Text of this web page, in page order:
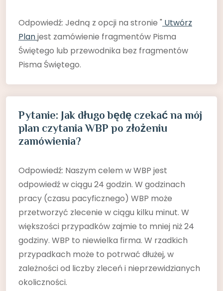
Odpowiedź: Jedną z opcji na stronie " Utwórz
Planjest zamówienie fragmentów Pisma
Świętego lub przewodnika bez fragmentów
Pisma Świętego.
Pytanie: Jak długo będę czekać na mój
plan czytania WBP po złożeniu
zamówienia?
Odpowiedź: Naszym celem w WBP jest
odpowiedź w ciągu 24 godzin. W godzinach
pracy (czasu pacyficznego) WBP może
przetworzyć zlecenie w ciągu kilku minut. W
większości przypadków zajmie to mniej niż 24
godziny. WBP to niewielka firma. W rzadkich
przypadkach może to potrwać dłużej, w
zależności od liczby zleceń i nieprzewidzianych
okoliczności.